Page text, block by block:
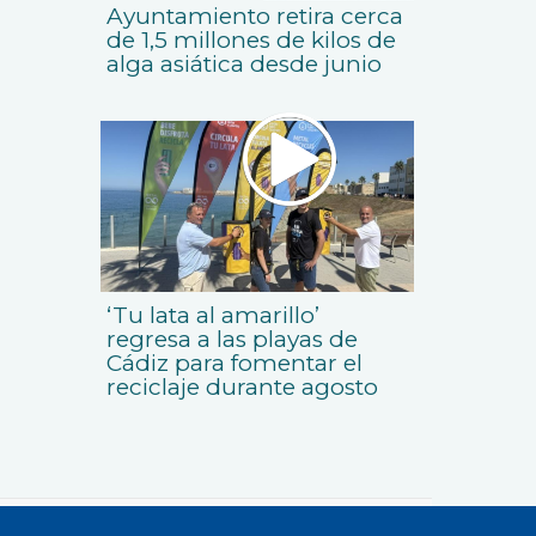
Ayuntamiento retira cerca
de 1,5 millones de kilos de
alga asiática desde junio
‘Tu lata al amarillo’
regresa a las playas de
Cádiz para fomentar el
reciclaje durante agosto